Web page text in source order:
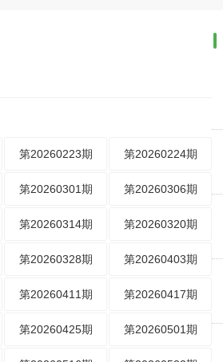
第20260223期 第20260224期
第20260301期 第20260306期
第20260314期 第20260320期
第20260328期 第20260403期
第20260411期 第20260417期
第20260425期 第20260501期